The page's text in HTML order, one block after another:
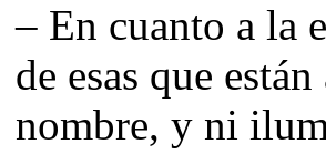
– En cuanto a la
de esas que
nombre, y ni